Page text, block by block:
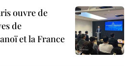
ouvre de
de
et la France